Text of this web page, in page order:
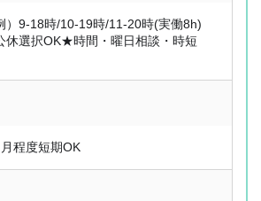
）9-18時/10-19時/11-20時(実働8h)
休選択OK★時間・曜日相談・時短
程度短期OK